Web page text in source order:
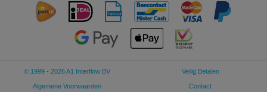
© 1999 - 2026 A1 Interflow BV
Algemene Voorwaarden
Veilig Betalen
Contact